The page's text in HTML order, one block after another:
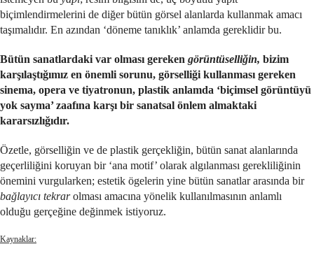
biçimlendirmelerini de diğer bütün görsel alanlarda kullanmak amacı
taşımalıdır. En azından ‘döneme tanıklık’ anlamda gereklidir bu.
Bütün sanatlardaki var olması gereken görüntüselliğin, bizim
karşılaştığımız en önemli sorunu, görselliği kullanması gereken
sinema, opera ve tiyatronun, plastik anlamda ‘biçimsel görüntüyü
yok sayma’ zaafına karşı bir sanatsal önlem almaktaki
kararsızlığıdır.
Özetle, görselliğin ve de plastik gerçekliğin, bütün sanat alanlarında
geçerliliğini koruyan bir ‘ana motif’ olarak algılanması gerekliliğinin
önemini vurgularken; estetik ögelerin yine bütün sanatlar arasında bir
bağlayıcı tekrarolması amacına yönelik kullanılmasının anlamlı
olduğu gerçeğine değinmek istiyoruz.
Kaynaklar: